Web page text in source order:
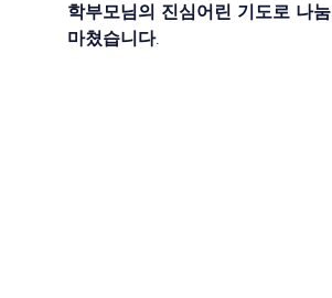
학부모님의 진심어린 기도로 나
마쳤습니다.